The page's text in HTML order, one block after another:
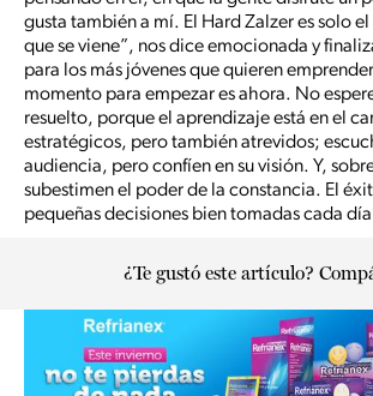
gusta también a mí. El Hard Zalzer es solo
que se viene”, nos dice emocionada y
para los más jóvenes que quieren
momento para empezar es ahora. No
resuelto, porque el aprendizaje está en el
estratégicos, pero también atrevidos;
audiencia, pero confíen en su visión. Y,
subestimen el poder de la constancia. El
pequeñas decisiones bien tomadas cada
¿Te gustó este artículo?